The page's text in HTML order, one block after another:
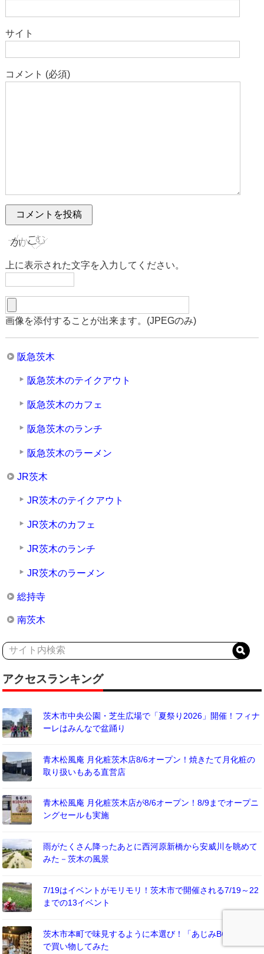
サイト
コメント (必須)
上に表示された文字を入力してください。
画像を添付することが出来ます。(JPEGのみ)
阪急茨木
阪急茨木のテイクアウト
阪急茨木のカフェ
阪急茨木のランチ
阪急茨木のラーメン
JR茨木
JR茨木のテイクアウト
JR茨木のカフェ
JR茨木のランチ
JR茨木のラーメン
総持寺
南茨木
アクセスランキング
茨木市中央公園・芝生広場で「夏祭り2026」開催！フィナ
ーレはみんなで盆踊り
青木松風庵 月化粧茨木店8/6オープン！焼きたて月化粧の
取り扱いもある直営店
青木松風庵 月化粧茨木店が8/6オープン！8/9までオープニ
ングセールも実施
雨がたくさん降ったあとに西河原新橋から安威川を眺めて
みた－茨木の風景
7/19はイベントがモリモリ！茨木市で開催される7/19～22
までの13イベント
茨木市本町で味見するように本選び！「あじみBOOKS」
で買い物してみた